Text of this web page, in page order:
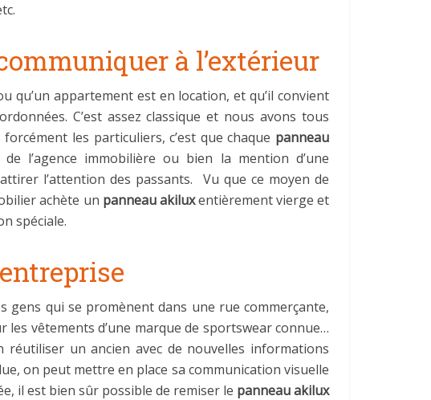
à l’extérieur
qu’un appartement est en location, et qu’il convient
C’est assez classique et nous avons tous
les particuliers, c’est que chaque panneau
l’agence immobilière ou bien la mention d’une
l’attention des passants. Vu que ce moyen de
achète un panneau akiluxentièrement vierge et
spéciale.
qui se promènent dans une rue commerçante,
vêtements d’une marque de sportswear connue…
réutiliser un ancien avec de nouvelles informations
on peut mettre en place sa communication visuelle
il est bien sûr possible de remiser le panneau akilux